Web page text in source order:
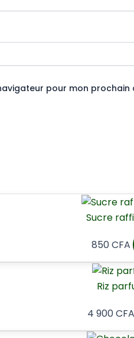
pour mon prochain
Sucre
850CFA
Riz
4 900CFA